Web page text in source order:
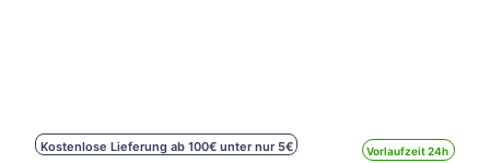
Kostenlose Lieferung ab 100€ unter nur 5€ Vorlaufzeit 24h